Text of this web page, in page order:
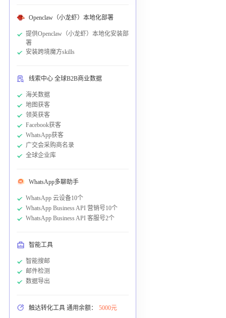
Openclaw（小龙虾）本地化部署
提供Openclaw（小龙虾）本地化安装部
署
安装跨境魔方skills
线索中心 全球B2B商业数据
海关数据
地图获客
领英获客
Facebook获客
WhatsApp获客
广交会采购商名录
全球企业库
WhatsApp多聊助手
WhatsApp 云设备10个
WhatsApp Business API 营销号10个
WhatsApp Business API 客服号2个
智能工具
智能搜邮
邮件检测
数据导出
触达转化工具 通用余额： 5000元